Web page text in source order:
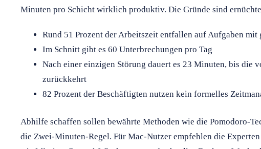
Minuten pro Schicht wirklich produktiv. Die Gründe sind
Rund 51 Prozent der Arbeitszeit entfallen auf Aufgaben mit
Im Schnitt gibt es 60 Unterbrechungen pro Tag
Nach einer einzigen Störung dauert es 23 Minuten, bis die
zurückkehrt
82 Prozent der Beschäftigten nutzen kein formelles
Abhilfe schaffen sollen bewährte Methoden wie die Pomodoro-
die Zwei-Minuten-Regel. Für Mac-Nutzer empfehlen die